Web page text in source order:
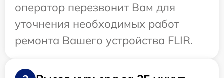
оператор перезвонит Вам для
уточнения необходимых работ
ремонта Вашего устройства FLIR.